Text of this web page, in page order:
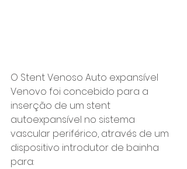
O Stent Venoso Auto expansível
Venovo foi concebido para a
inserção de um stent
autoexpansível no sistema
vascular periférico, através de um
dispositivo introdutor de bainha
para: